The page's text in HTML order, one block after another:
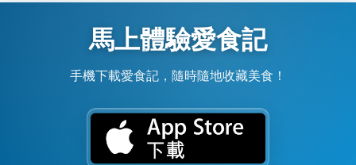
馬上體驗愛食記
手機下載愛食記，隨時隨地收藏美食！